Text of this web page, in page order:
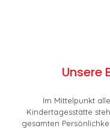
Unsere
Im Mittelpunkt
Kindertagesstätte
gesamten